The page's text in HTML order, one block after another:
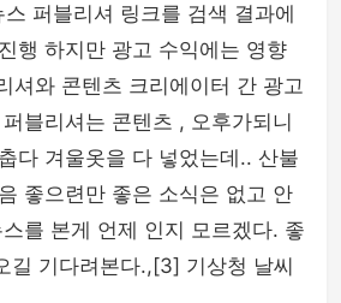
퍼블리셔 링크를 검색 결과에
행 하지만 광고 수익에는 영향
셔와 콘텐츠 크리에이터 간 광고
블리셔는 콘텐츠 , 오후가되니
다 겨울옷을 다 넣었는데.. 산불
좋으련만 좋은 소식은 없고 안
를 본게 언제 인지 모르겠다. 좋
길 기다려본다.,[3] 기상청 날씨